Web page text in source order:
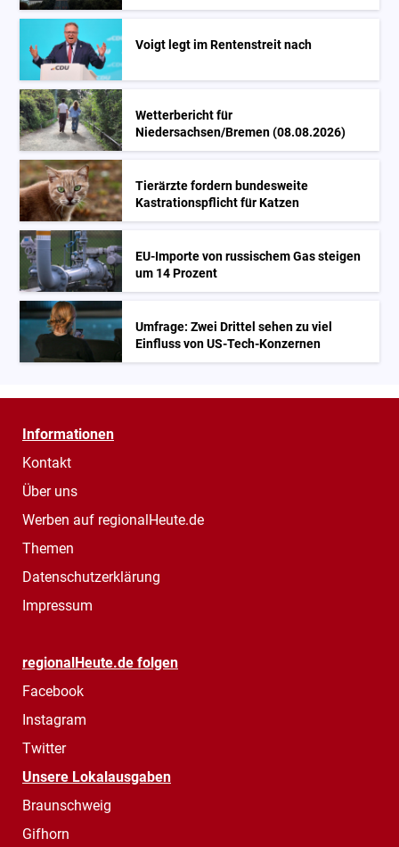
Voigt legt im Rentenstreit nach
Wetterbericht für
Niedersachsen/Bremen (08.08.2026)
Tierärzte fordern bundesweite
Kastrationspflicht für Katzen
EU-Importe von russischem Gas steigen
um 14 Prozent
Umfrage: Zwei Drittel sehen zu viel
Einfluss von US-Tech-Konzernen
Informationen
Kontakt
Über uns
Werben auf regionalHeute.de
Themen
Datenschutzerklärung
Impressum
regionalHeute.de folgen
Facebook
Instagram
Twitter
Unsere Lokalausgaben
Braunschweig
Gifhorn